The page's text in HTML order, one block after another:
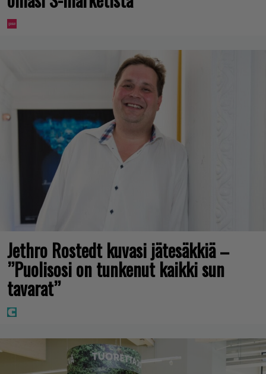
Jethro Rostedt kuvasi jätesäkkiä –
”Puolisosi on tunkenut kaikki sun
tavarat”